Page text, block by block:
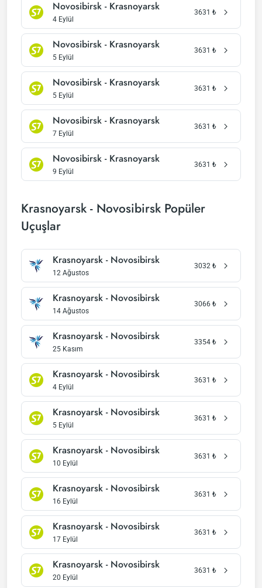
Novosibirsk - Krasnoyarsk
4 Eylül
3631 ₺
Novosibirsk - Krasnoyarsk
5 Eylül
3631 ₺
Novosibirsk - Krasnoyarsk
5 Eylül
3631 ₺
Novosibirsk - Krasnoyarsk
7 Eylül
3631 ₺
Novosibirsk - Krasnoyarsk
9 Eylül
3631 ₺
Krasnoyarsk - Novosibirsk Popüler
Uçuşlar
Krasnoyarsk - Novosibirsk
12 Ağustos
3032 ₺
Krasnoyarsk - Novosibirsk
14 Ağustos
3066 ₺
Krasnoyarsk - Novosibirsk
25 Kasım
3354 ₺
Krasnoyarsk - Novosibirsk
4 Eylül
3631 ₺
Krasnoyarsk - Novosibirsk
5 Eylül
3631 ₺
Krasnoyarsk - Novosibirsk
10 Eylül
3631 ₺
Krasnoyarsk - Novosibirsk
16 Eylül
3631 ₺
Krasnoyarsk - Novosibirsk
17 Eylül
3631 ₺
Krasnoyarsk - Novosibirsk
20 Eylül
3631 ₺